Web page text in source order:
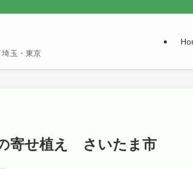
玉・東京
寄せ植え さいたま市